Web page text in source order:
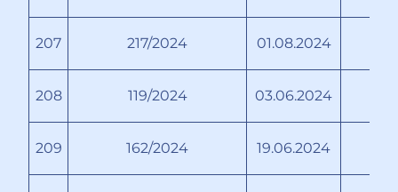
207 217/2024 01.08.2024
208 119/2024 03.06.2024
209 162/2024 19.06.2024